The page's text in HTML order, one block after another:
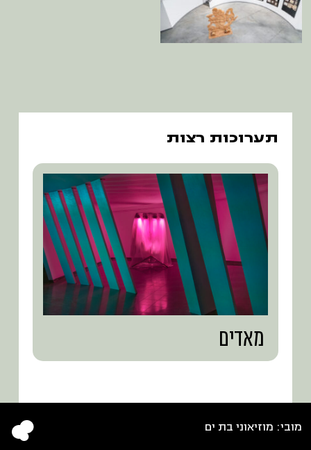
תערוכות רצות
מאדים
מובי: מוזיאוני בת ים